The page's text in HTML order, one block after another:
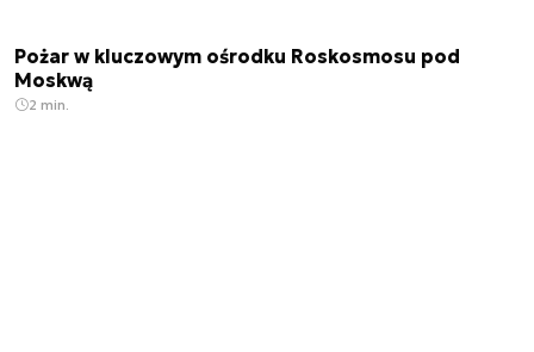
Pożar w kluczowym ośrodku Roskosmosu pod
Moskwą
2 min.